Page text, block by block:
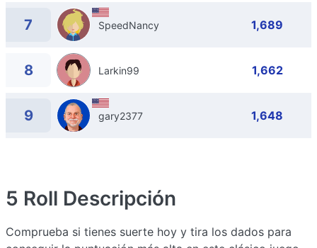
7 SpeedNancy 1,689
8 Larkin99 1,662
9 gary2377 1,648
5 Roll Descripción
Comprueba si tienes suerte hoy y tira los dados para